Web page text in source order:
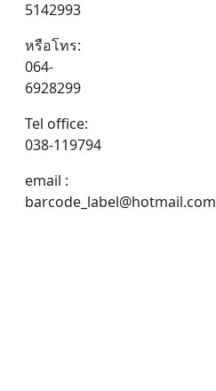
5142993
หรือโทร:
064-
6928299
Tel office:
038-119794
email :
barcode_label@hotmail.com